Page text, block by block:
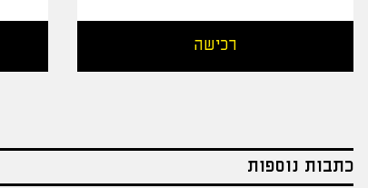
רכישה
כתבות נוספות